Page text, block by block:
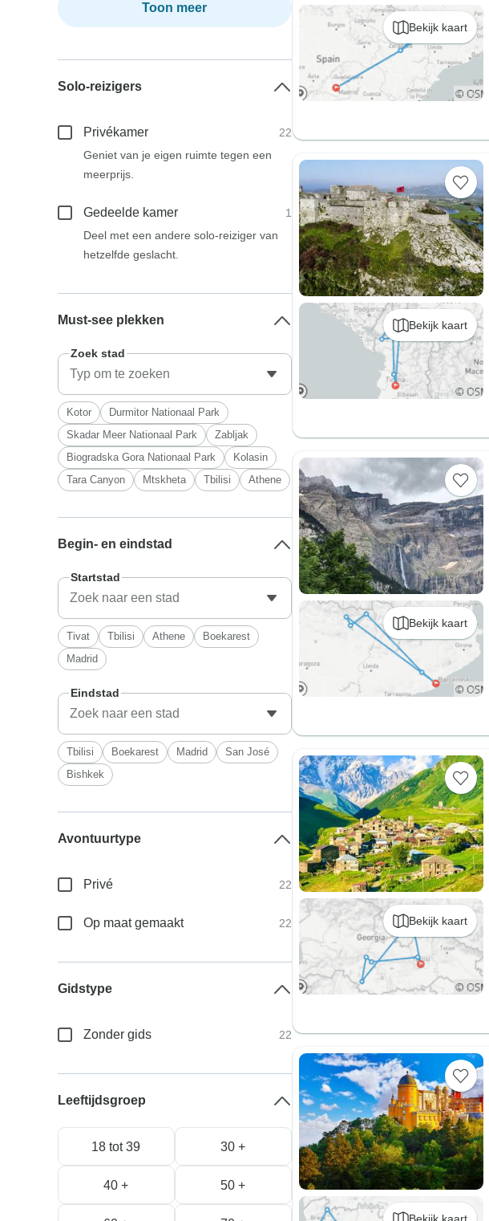
Bekijk kaart
Bekijk kaart
Bekijk kaart
Bekijk kaart
Bekijk kaart
Toon meer
Solo-reizigers
Privékamer
22
Geniet van je eigen ruimte tegen een
meerprijs.
Gedeelde kamer
1
Deel met een andere solo-reiziger van
hetzelfde geslacht.
Must-see plekken
Zoek stad
Kotor
Durmitor Nationaal Park
Skadar Meer Nationaal Park
Zabljak
Biogradska Gora Nationaal Park
Kolasin
Tara Canyon
Mtskheta Tbilisi Athene
Begin- en eindstad
Startstad
Tivat Tbilisi Athene
Boekarest
Madrid
Eindstad
Tbilisi Boekarest Madrid
San José
Bishkek
Avontuurtype
Privé 22
Op maat gemaakt 22
Gidstype
Zonder gids 22
Leeftijdsgroep
18 tot 39 30 +
40 + 50 +